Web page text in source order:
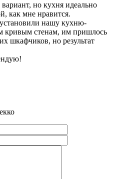
но кухня идеально
как мне нравится.
нашу кухню-
кривым стенам, им пришлось
шкафчиков, но результат